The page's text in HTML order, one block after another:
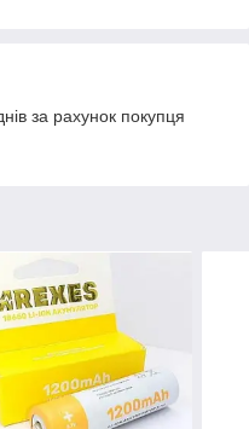
за рахунок покупця